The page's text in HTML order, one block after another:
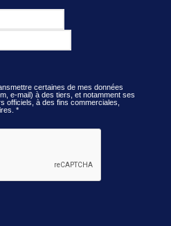
certaines de mes données
e-mail) à des tiers, et notamment ses
officiels, à des fins commerciales,
*